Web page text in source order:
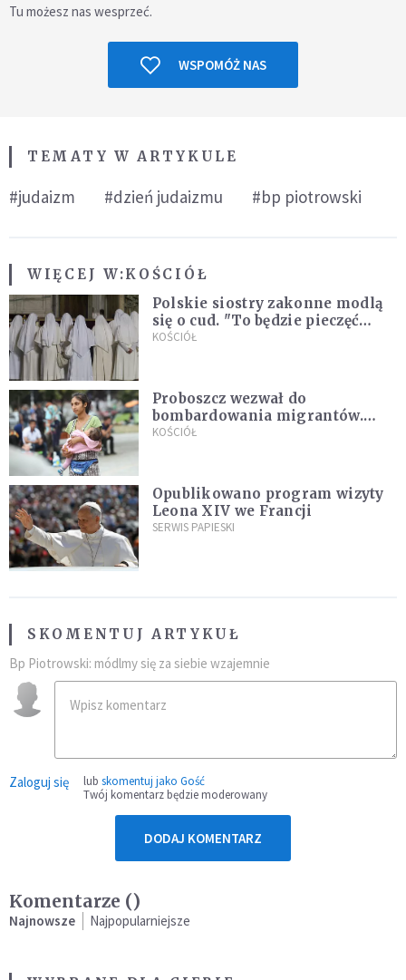
Tu możesz nas wesprzeć.
WSPOMÓŻ NAS
TEMATY W ARTYKULE
#judaizm #dzień judaizmu #bp piotrowski
WIĘCEJ W:KOŚCIÓŁ
Polskie siostry zakonne modlą
się o cud. "To będzie pieczęć
Pana Boga dla naszej wiary"
KOŚCIÓŁ
Proboszcz wezwał do
bombardowania migrantów.
"Masowy ogień przeciwko
KOŚCIÓŁ
Opublikowano program wizyty
Leona XIV we Francji
SERWIS PAPIESKI
SKOMENTUJ ARTYKUŁ
Bp Piotrowski: módlmy się za siebie wzajemnie
Zaloguj się lub skomentuj jako Gość
Twój komentarz będzie moderowany
DODAJ KOMENTARZ
Komentarze ()
Najnowsze Najpopularniejsze